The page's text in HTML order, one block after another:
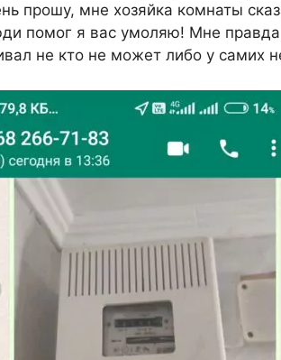
прошу, мне хозяйка комнаты
помог я вас умоляю! Мне
не кто не может либо у самих